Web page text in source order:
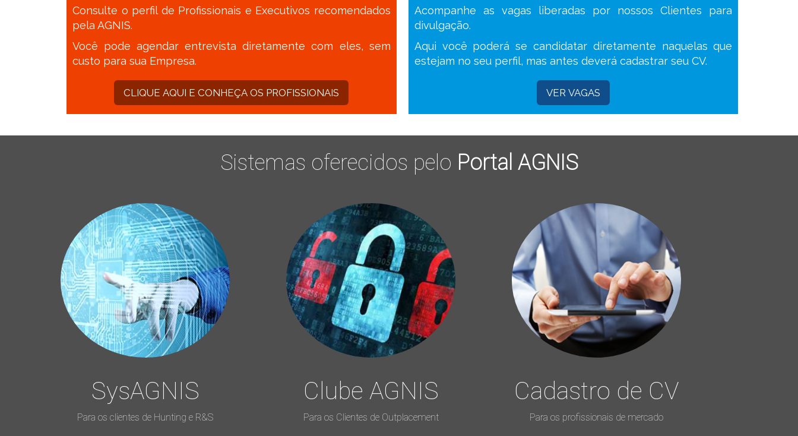
Consulte o perfil de Profissionais e Executivos recomendados
pela AGNIS.
Você pode agendar entrevista diretamente com eles, sem
custo para sua Empresa.
CLIQUE AQUI E CONHEÇA OS PROFISSIONAIS
Acompanhe as vagas liberadas por nossos Clientes para
divulgação.
Aqui você poderá se candidatar diretamente naquelas que
estejam no seu perfil, mas antes deverá cadastrar seu CV.
VER VAGAS
Sistemas oferecidos pelo Portal AGNIS
SysAGNIS
Para os clientes de Hunting e R&S
Clube AGNIS
Para os Clientes de Outplacement
Cadastro de CV
Para os profissionais de mercado